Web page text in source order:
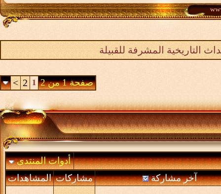
التاريخية المشرفة للقبيلة
صفحة 1 من 2 1
2
>
أدوات المنتدى
آخر مشاركة
مشاركات المشاهدات